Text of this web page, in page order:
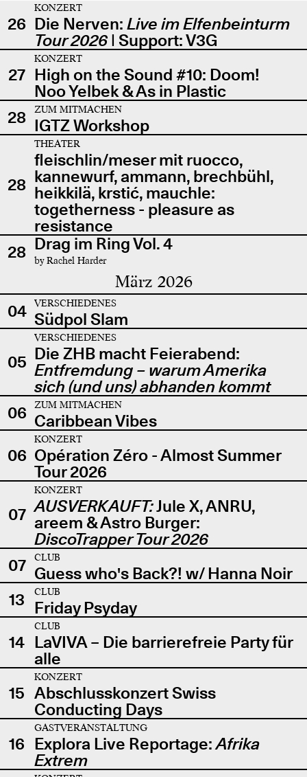
26
KONZERT
Die Nerven: Live im Elfenbeinturm
Tour 2026| Support: V3G
27
KONZERT
High on the Sound #10: Doom!
Noo Yelbek & As in Plastic
28
ZUM MITMACHEN
IGTZ Workshop
28
THEATER
fleischlin/meser mit ruocco,
kannewurf, ammann, brechbühl,
heikkilä, krstić, mauchle:
togetherness - pleasure as
resistance
28 Drag im Ring Vol. 4
by Rachel Harder
März 2026
04 VERSCHIEDENES
Südpol Slam
05
VERSCHIEDENES
Die ZHB macht Feierabend:
Entfremdung – warum Amerika
sich (und uns) abhanden kommt
06
ZUM MITMACHEN
Caribbean Vibes
06
KONZERT
Opération Zéro - Almost Summer
Tour 2026
07
KONZERT
AUSVERKAUFT:Jule X, ANRU,
areem & Astro Burger:
DiscoTrapper Tour 2026
07
CLUB
Guess who's Back?! w/ Hanna Noir
13
CLUB
Friday Psyday
14
CLUB
LaVIVA – Die barrierefreie Party für
alle
15
KONZERT
Abschlusskonzert Swiss
Conducting Days
16
GASTVERANSTALTUNG
Explora Live Reportage:Afrika
Extrem